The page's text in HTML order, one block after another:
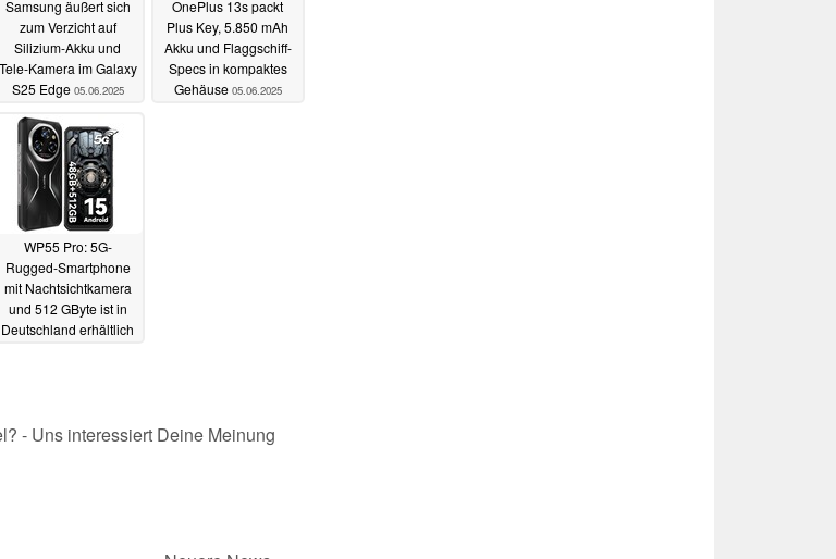
Samsung äußert sich
zum Verzicht auf
Silizium-Akku und
Tele-Kamera im Galaxy
S25 Edge 05.06.2025
OnePlus 13s packt
Plus Key, 5.850 mAh
Akku und Flaggschiff-
Specs in kompaktes
Gehäuse 05.06.2025
WP55 Pro: 5G-
Rugged-Smartphone
mit Nachtsichtkamera
und 512 GByte ist in
Deutschland erhältlich
- Uns interessiert Deine Meinung